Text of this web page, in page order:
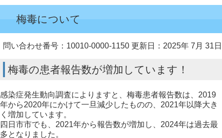
梅毒について
問い合わせ番号：10010-0000-1150 更新日：2025年 7月 31日
梅毒の患者報告数が増加しています！
感染症発生動向調査によりますと、梅毒患者報告数は、2019
年から2020年にかけて一旦減少したものの、2021年以降大き
く増加しています。
四日市市でも、2021年から報告数が増加し、2024年は過去最
多となりました。